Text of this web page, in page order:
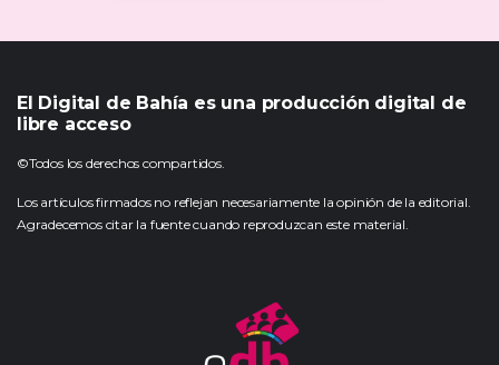
El Digital de Bahía es una producción digital de
libre acceso
©Todos los derechos compartidos.
Los artículos firmados no reflejan necesariamente la opinión de la editorial.
Agradecemos citar la fuente cuando reproduzcan este material.